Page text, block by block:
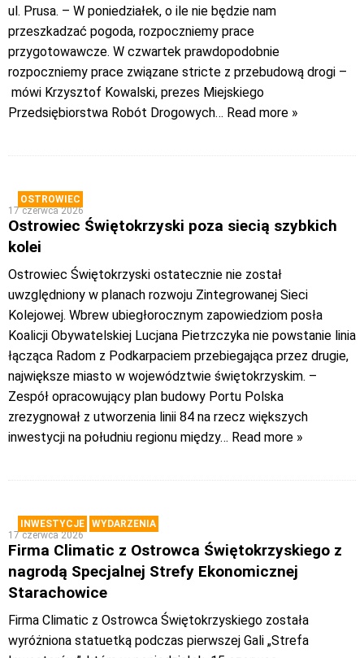
ul. Prusa. – W poniedziałek, o ile nie będzie nam
przeszkadzać pogoda, rozpoczniemy prace
przygotowawcze. W czwartek prawdopodobnie
rozpoczniemy prace związane stricte z przebudową drogi –
mówi Krzysztof Kowalski, prezes Miejskiego
Przedsiębiorstwa Robót Drogowych… Read more »
OSTROWIEC
17 czerwca 2026
Ostrowiec Świętokrzyski poza siecią szybkich
kolei
Ostrowiec Świętokrzyski ostatecznie nie został
uwzględniony w planach rozwoju Zintegrowanej Sieci
Kolejowej. Wbrew ubiegłorocznym zapowiedziom posła
Koalicji Obywatelskiej Lucjana Pietrzczyka nie powstanie linia
łącząca Radom z Podkarpaciem przebiegająca przez drugie,
największe miasto w województwie świętokrzyskim. –
Zespół opracowujący plan budowy Portu Polska
zrezygnował z utworzenia linii 84 na rzecz większych
inwestycji na południu regionu między… Read more »
INWESTYCJE
WYDARZENIA
17 czerwca 2026
Firma Climatic z Ostrowca Świętokrzyskiego z
nagrodą Specjalnej Strefy Ekonomicznej
Starachowice
Firma Climatic z Ostrowca Świętokrzyskiego została
wyróżniona statuetką podczas pierwszej Gali „Strefa